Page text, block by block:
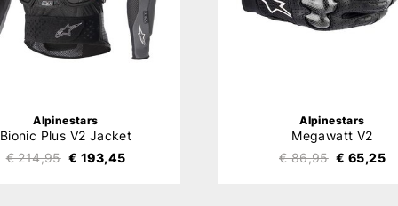
Alpinestars
Bionic Plus V2 Jacket
€ 214,95 € 193,45
Alpinestars
Megawatt V2
€ 86,95 € 65,25